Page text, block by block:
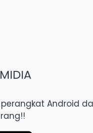
Android